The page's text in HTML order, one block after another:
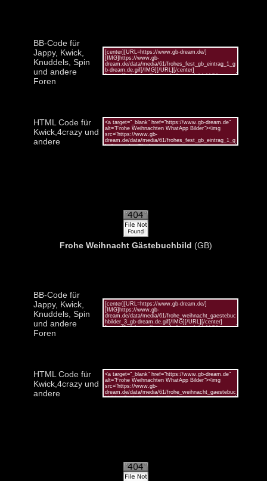
BB-Code für
Jappy, Kwick,
Knuddels, Spin
und andere
Foren
HTML Code für
Kwick,4crazy und
andere
Frohe Weihnacht Gästebuchbild (GB)
BB-Code für
Jappy, Kwick,
Knuddels, Spin
und andere
Foren
HTML Code für
Kwick,4crazy und
andere